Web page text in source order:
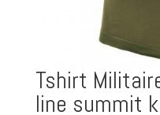
Tshirt
line summit